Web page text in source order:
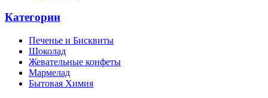
Категории
Печенье и Бисквиты
Шоколад
Жевательные конфеты
Мармелад
Бытовая Химия